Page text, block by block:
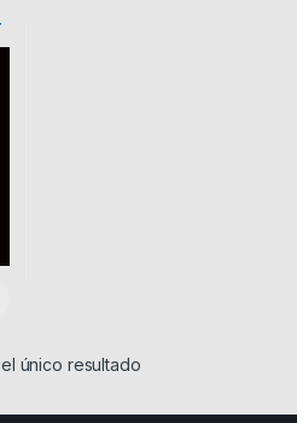
único resultado